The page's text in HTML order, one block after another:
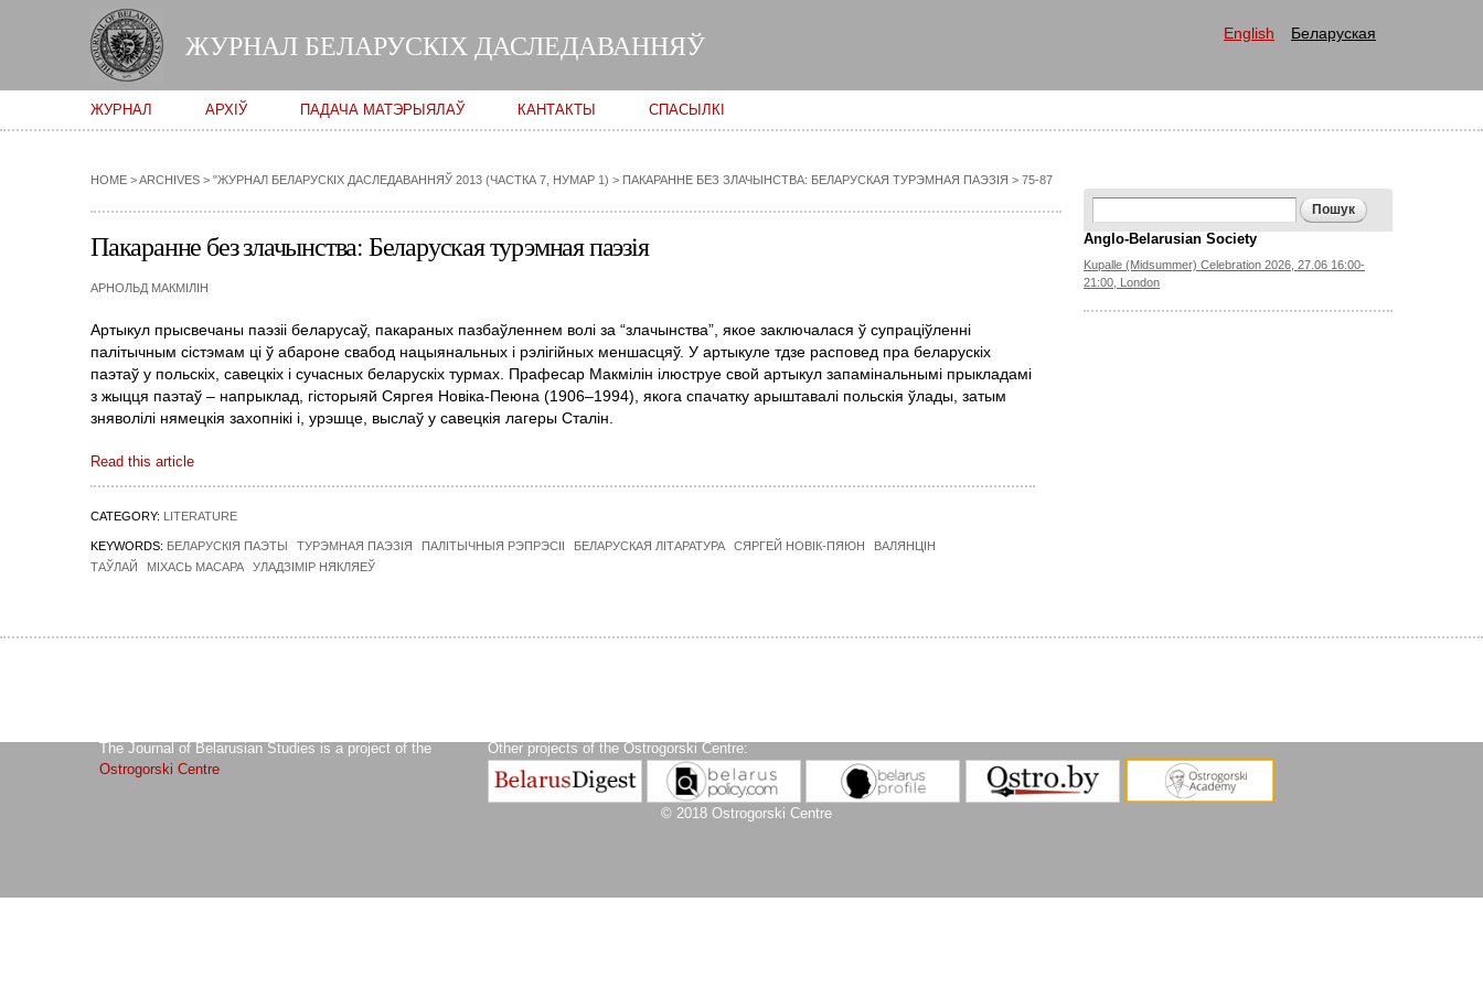
main
content
ЖУРНАЛ БЕЛАРУСКІХ ДАСЛЕДАВАННЯЎ English Беларуская
Main menu
ЖУРНАЛ АРХІЎ ПАДАЧА МАТЭРЫЯЛАЎ КАНТАКТЫ СПАСЫЛКІ
HOME >ARCHIVES > "ЖУРНАЛ БЕЛАРУСКІХ ДАСЛЕДАВАННЯЎ 2013 (ЧАСТКА 7, НУМАР 1) > ПАКАРАННЕ БЕЗ ЗЛАЧЫНСТВА: БЕЛАРУСКАЯ ТУРЭМНАЯ ПАЭЗІЯ > 75-87
Пакаранне без злачынства: Беларуская турэмная паэзія
АРНОЛЬД МАКМІЛІН
Артыкул прысвечаны паэзіі беларусаў, пакараных пазбаўленнем волі за “злачынства”, якое заключалася ў супраціўленні
палітычным сістэмам ці ў абароне свабод нацыянальных і рэлігійных меншасцяў. У артыкуле тдзе расповед пра беларускіх
паэтаў у польскіх, савецкіх і сучасных беларускіх турмах. Прафесар Макмілін ілюструе свой артыкул запамінальнымі прыкладамі
з жыцця паэтаў – напрыклад, гісторыяй Сяргея Новіка-Пеюна (1906–1994), якога спачатку арыштавалі польскія ўлады, затым
зняволілі нямецкія захопнікі і, урэшце, выслаў у савецкія лагеры Сталін.
Read this article
CATEGORY: LITERATURE
KEYWORDS: БЕЛАРУСКІЯ ПАЭТЫ ТУРЭМНАЯ ПАЭЗІЯ ПАЛІТЫЧНЫЯ РЭПРЭСІІ БЕЛАРУСКАЯ ЛІТАРАТУРА СЯРГЕЙ НОВІК-ПЯЮН
ВАЛЯНЦІН
ТАЎЛАЙ
МІХАСЬ МАСАРА УЛАДЗІМІР НЯКЛЯЕЎ
Search form
Anglo-Belarusian Society
Kupalle (Midsummer) Celebration 2026, 27.06 16:00-
21:00, London
The Journal of Belarusian Studies is a project of the
Ostrogorski Centre
Other projects of the Ostrogorski Centre:
© 2018 Ostrogorski Centre